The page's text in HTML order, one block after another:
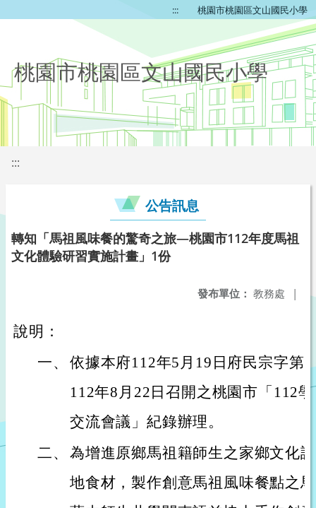
::: 桃園市桃園區文山國民小學
桃園市桃園區文山國民小學
:::
公告訊息
轉知「馬祖風味餐的驚奇之旅—桃園市112年度馬祖
文化體驗研習實施計畫」1份
發布單位： 教務處 |
說明：
一、 依據本府112年5月19日府民宗字第
112年8月22日召開之桃園市「112
交流會議」紀錄辦理。
二、 為增進原鄉馬祖籍師生之家鄉文化
地食材，製作創意馬祖風味餐點之